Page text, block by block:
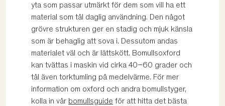
yta som passar utmärkt för dem som vill ha ett
material som tål daglig användning. Den något
grövre strukturen ger en stadig och mjuk känsla
som är behaglig att sova i. Dessutom andas
materialet väl och är lättskött. Bomullsoxford
kan tvättas i maskin vid cirka 40–60 grader och
tål även torktumling på medelvärme. För mer
information om oxford och andra bomullstyger,
kolla in vår bomullsguide för att hitta det bästa